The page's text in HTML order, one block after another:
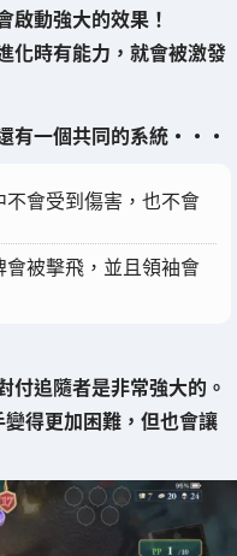
啟動強大的效果！
化時有能力，就會被激發
有一個共同的系統・・・
會受到傷害，也不會
被擊飛，並且領袖會
付追隨者是非常強大的。
得更加困難，但也會讓